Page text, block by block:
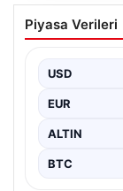
Filenin
Serisini
öncesinde
performansla…
Piyasa Verileri
USD
EUR
ALTIN
BTC